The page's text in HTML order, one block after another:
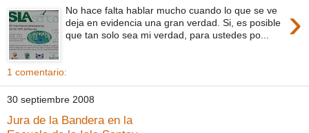
›
No hace falta hablar mucho cuando lo que se ve
deja en evidencia una gran verdad. Si, es posible
que tan solo sea mi verdad, para ustedes po...
1 comentario:
30 septiembre 2008
Jura de la Bandera en la